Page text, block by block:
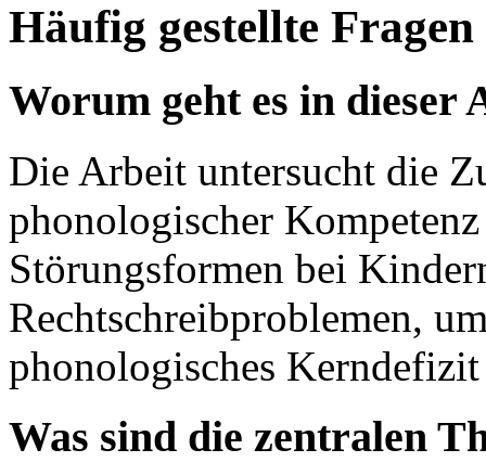
Häufig gestellte Fragen
Worum geht es in dieser
Die Arbeit untersucht die
phonologischer
Störungsformen bei
Rechtschreibproblemen,
phonologisches
Was sind die zentralen